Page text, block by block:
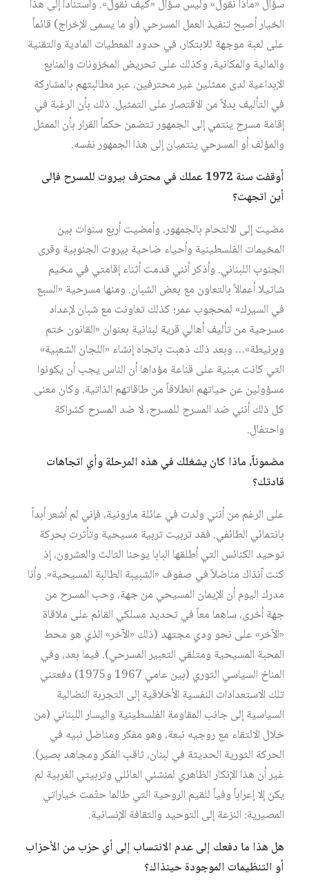
سؤال «ماذا نقول» وليس سؤال «كيف نقول». واستناداً إلى هذا
الخيار أصبح تنفيذ العمل المسرحي (أو ما يسمى الإخراج) قائماً
على لعبة موجهة للابتكار، في حدود المعطيات المادية والتقنية
والمالية والمكانية، وكذلك على تحريض المخزونات والمنابع
الإبداعية لدى ممثلين غير محترفين، عبر مطالبتهم بالمشاركة
في التأليف بدلاً من الاقتصار على التمثيل. ذلك بأن الرغبة في
إقامة مسرح ينتمي إلى الجمهور تتضمن حكماً القرار بأن الممثل
والمؤلف أو المسرحي ينتميان إلى هذا الجمهور نفسه.
أوقفت سنة 1972 عملك في محترف بيروت للمسرح فإلى
أين اتجهت؟
مضيت إلى الالتحام بالجمهور، وأمضيت أربع سنوات بين
المخيمات الفلسطينية وأحياء ضاحية بيروت الجنوبية وقرى
الجنوب اللبناني. وأذكر أنني قدمت أثناء إقامتي في مخيم
شاتيلا أعمالاً بالتعاون مع بعض الشبان. ومنها مسرحية «السبع
في السيرك» لمحجوب عمر؛ كذلك تعاونت مع شبان لإعداد
مسرحية من تأليف أهالي قرية لبنانية بعنوان «القانون ختم
وبرنيطة»… وبعد ذلك ذهبت باتجاه إنشاء «اللجان الشعبية»
التي كانت مبنية على قناعة مؤداها أن الناس يجب أن يكونوا
مسؤولين عن حياتهم انطلاقاً من طاقاتهم الذاتية. وكان معنى
كل ذلك أنني ضد المسرح للمسرح، لا ضد المسرح كشراكة
واحتفال.
مضموناً، ماذا كان يشغلك في هذه المرحلة وأي اتجاهات
قادتك؟
على الرغم من أنني ولدت في عائلة مارونية، فإني لم أشعر أبداً
بانتمائي الطائفي. فقد تربيت تربية مسيحية وتأثرت بحركة
توحيد الكنائس التي أطلقها البابا يوحنا الثالث والعشرون، إذ
كنت آنذاك مناضلاً في صفوف «الشبيبة الطالبة المسيحية». وأنا
مدرك اليوم أن الإيمان المسيحي من جهة، وحب المسرح من
جهة أخرى، ساهما معاً في تحديد مسلكي القائم على ملاقاة
«الآخر» على نحو ودي مجتهد (ذلك «الآخر» الذي هو محط
المحبة المسيحية ومتلقي التعبير المسرحي). فيما بعد، وفي
المناخ السياسي الثوري (بين عامي 1967 و1975) دفعتني
تلك الاستعدادات النفسية الأخلاقية إلى التجربة النضالية
السياسية إلى جانب المقاومة الفلسطينية واليسار اللبناني (من
خلال الالتقاء مع روجيه نبعة، وهو مفكر ومناضل نبيه في
الحركة الثورية الحديثة في لبنان، ثاقب الفكر ومجاهد بصير).
غير أن هذا الإنكار الظاهري لمنشئي العائلي وتربيتي الغربية لم
يكن إلا إعراباً وفياً للقيم الروحية التي طالما حتّمت خياراتي
المصيرية: النزعة إلى التوحيد والثقافة الإنسانية.
هل هذا ما دفعك إلى عدم الانتساب إلى أي حزب من الأحزاب
أو التنظيمات الموجودة حينذاك؟